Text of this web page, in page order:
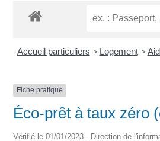
Accueil particuliers > Logement >
Fiche pratique
Éco-prêt à taux zéro
Vérifié le 01/01/2023 - Direction de